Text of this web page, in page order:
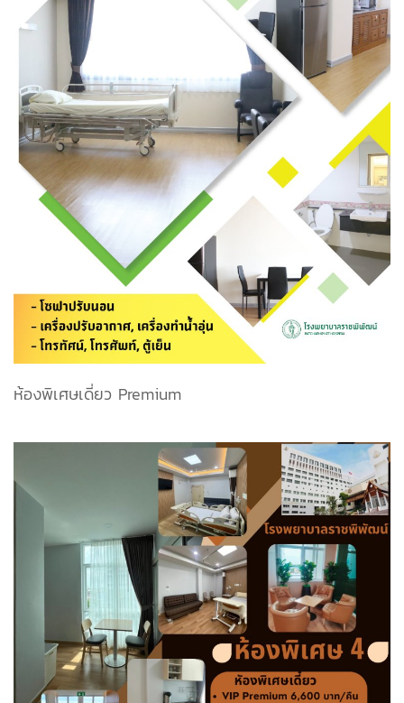
ห้องพิเศษเดี่ยว Premium